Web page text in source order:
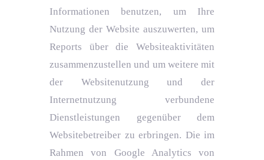
Informationen benutzen, um Ihre
Nutzung der Website auszuwerten, um
Reports über die Websiteaktivitäten
zusammenzustellen und um weitere mit
der Websitenutzung und der
Internetnutzung verbundene
Dienstleistungen gegenüber dem
Websitebetreiber zu erbringen. Die im
Rahmen von Google Analytics von